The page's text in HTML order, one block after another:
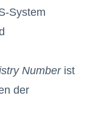
System
Numberist
der